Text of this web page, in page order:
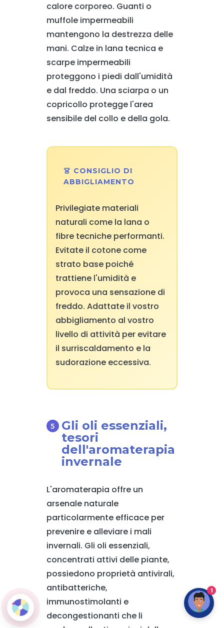
calore corporeo. Guanti o
muffole impermeabili
mantengono la destrezza delle
mani. Calze in lana tecnica e
scarpe impermeabili
proteggono i piedi dall'umidità
e dal freddo. Una sciarpa o un
copricollo protegge l'area
sensibile del collo e della gola.
👗 CONSIGLIO DI
ABBIGLIAMENTO
Privilegiate materiali
naturali come la lana o
fibre tecniche performanti.
Evitate il cotone come
strato base poiché
trattiene l'umidità e
provoca una sensazione di
freddo. Adattate il vostro
abbigliamento al vostro
livello di attività per evitare
il surriscaldamento e la
sudorazione eccessiva.
Gli oli essenziali,
tesori
dell'aromaterapia
invernale
L'aromaterapia offre un
arsenale naturale
particolarmente efficace per
prevenire e alleviare i mali
invernali. Gli oli essenziali,
concentrati attivi delle piante,
possiedono proprietà antivirali,
antibatteriche,
immunostimolanti e
decongestionanti che li
1